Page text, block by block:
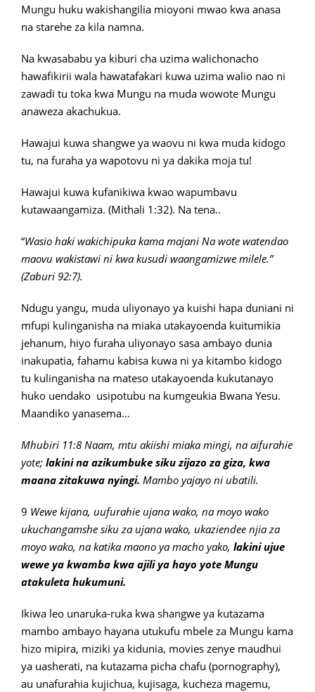
Mungu huku wakishangilia mioyoni mwao kwa anasa
na starehe za kila namna.
Na kwasababu ya kiburi cha uzima walichonacho
hawafikirii wala hawatafakari kuwa uzima walio nao ni
zawadi tu toka kwa Mungu na muda wowote Mungu
anaweza akachukua.
Hawajui kuwa shangwe ya waovu ni kwa muda kidogo
tu, na furaha ya wapotovu ni ya dakika moja tu!
Hawajui kuwa kufanikiwa kwao wapumbavu
kutawaangamiza. (Mithali 1:32). Na tena..
“Wasio haki wakichipuka kama majani Na wote watendao
maovu wakistawi ni kwa kusudi waangamizwe milele.”
(Zaburi 92:7).
Ndugu yangu, muda uliyonayo ya kuishi hapa duniani ni
mfupi kulinganisha na miaka utakayoenda kuitumikia
jehanum, hiyo furaha uliyonayo sasa ambayo dunia
inakupatia, fahamu kabisa kuwa ni ya kitambo kidogo
tu kulinganisha na mateso utakayoenda kukutanayo
huko uendako usipotubu na kumgeukia Bwana Yesu.
Maandiko yanasema…
Mhubiri 11:8 Naam, mtu akiishi miaka mingi, na aifurahie
yote; lakini na azikumbuke siku zijazo za giza, kwa
maana zitakuwa nyingi. Mambo yajayo ni ubatili.
9 Wewe kijana, uufurahie ujana wako, na moyo wako
ukuchangamshe siku za ujana wako, ukaziendee njia za
moyo wako, na katika maono ya macho yako, lakini ujue
wewe ya kwamba kwa ajili ya hayo yote Mungu
atakuleta hukumuni.
Ikiwa leo unaruka-ruka kwa shangwe ya kutazama
mambo ambayo hayana utukufu mbele za Mungu kama
hizo mipira, miziki ya kidunia, movies zenye maudhui
ya uasherati, na kutazama picha chafu (pornography),
au unafurahia kujichua, kujisaga, kucheza magemu,